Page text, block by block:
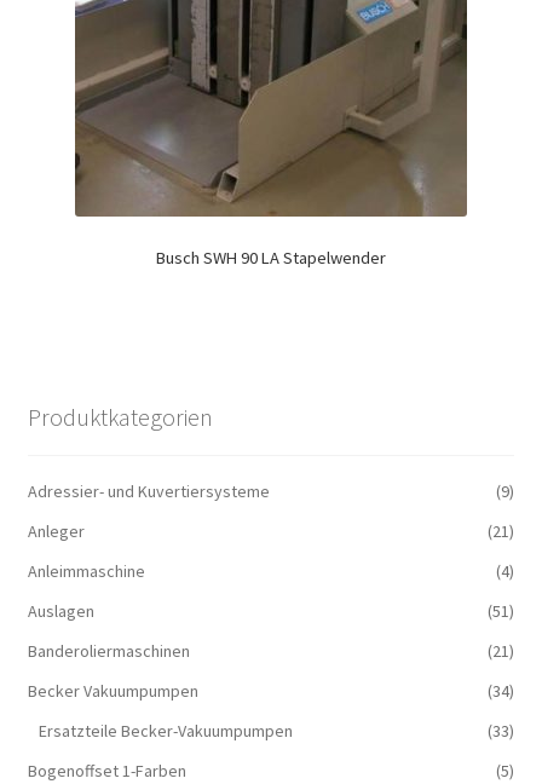
Busch SWH 90 LA Stapelwender
Produktkategorien
Adressier- und Kuvertiersysteme
(9)
Anleger
(21)
Anleimmaschine
(4)
Auslagen
(51)
Banderoliermaschinen
(21)
Becker Vakuumpumpen
(34)
Ersatzteile Becker-Vakuumpumpen
(33)
Bogenoffset 1-Farben
(5)